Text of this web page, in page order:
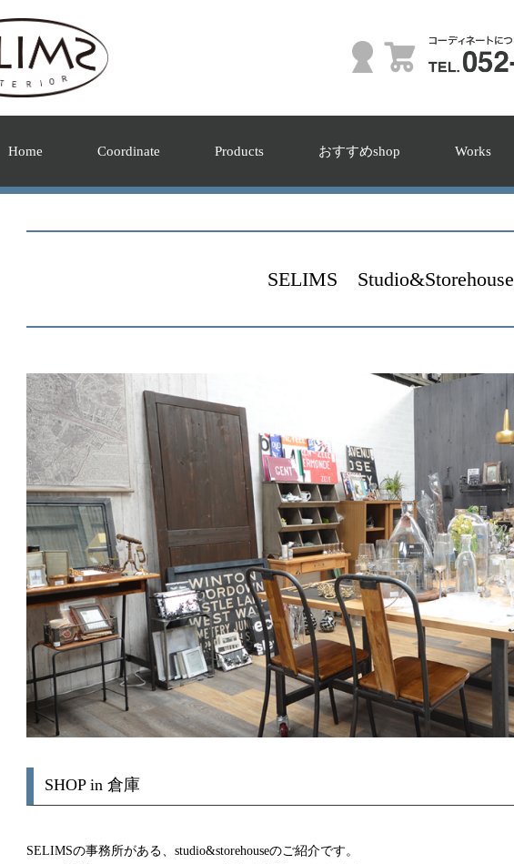
Home Coordinate Products おすすめshop Works
SELIMS Studio&Storehouse
SHOP in 倉庫
SELIMSの事務所がある、studio&storehouseのご紹介です。